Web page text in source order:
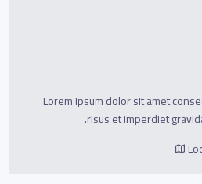
Lorem ipsum dolor sit amet
risus et imperdiet